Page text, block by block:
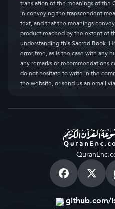
translation of the meanings of the
in conveying the transcendent
text, and that the meanings
product reached by the extent of
understanding this Sacred Book.
error-free, as is the case with any
any remarks or recommendations
do not hesitate to write in the
the website, or send us an email
github.com/